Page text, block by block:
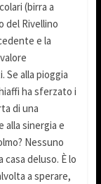
(birra a
del Rivellino
e la
alla pioggia
ha sferzato i
di una
alla sinergia e
Nessuno
deluso. È lo
a sperare,